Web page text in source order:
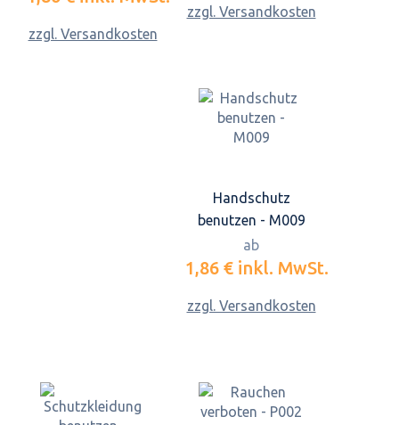
zzgl. Versandkosten
zzgl. Versandkosten
Handschutz
benutzen - M009
ab
1,86 € inkl. MwSt.
zzgl. Versandkosten